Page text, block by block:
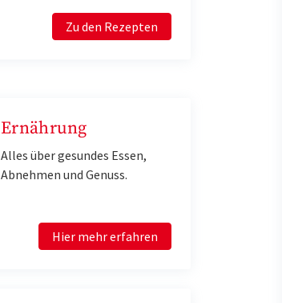
Zu den Rezepten
Ernährung
Alles über gesundes Essen,
Abnehmen und Genuss.
Hier mehr erfahren